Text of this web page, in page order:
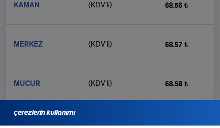
çerezlerin kullanımı
KAMAN (KDV’li) 68.56 ₺
MERKEZ (KDV’li) 68.57 ₺
MUCUR (KDV’li) 68.58 ₺